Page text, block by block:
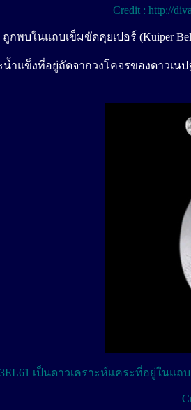
Credit : http://
กพบในแถบเข็มขัดคุยเปอร์ (Kuiper
ำแข็งที่อยู่ถัดจากวงโคจรของดาวเน
เป็นดาวเคราะห์แคระที่อยู่ในแ